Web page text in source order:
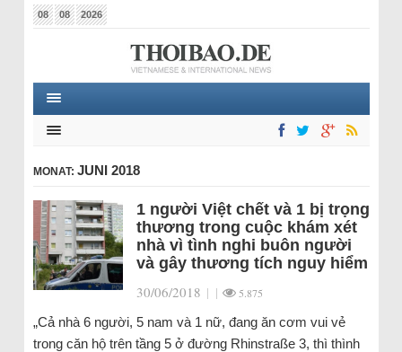
08 08 2026
MONAT: JUNI 2018
1 người Việt chết và 1 bị trọng
thương trong cuộc khám xét
nhà vì tình nghi buôn người
và gây thương tích nguy hiểm
30/06/2018 | | 5.875
„Cả nhà 6 người, 5 nam và 1 nữ, đang ăn cơm vui vẻ
trong căn hộ trên tầng 5 ở đường Rhinstraße 3, thì thình